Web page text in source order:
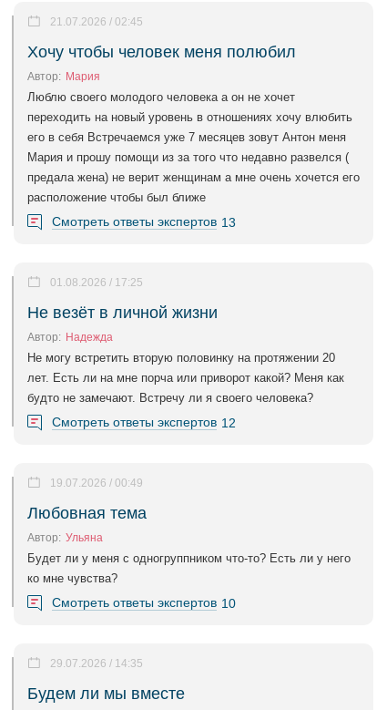
Хочу чтобы человек меня полюбил
21.07.2026 / 02:45
Автор: Мария
Люблю своего молодого человека а он не хочет
переходить на новый уровень в отношениях хочу влюбить
его в себя Встречаемся уже 7 месяцев зовут Антон меня
Мария и прошу помощи из за того что недавно развелся (
предала жена) не верит женщинам а мне очень хочется его
расположение чтобы был ближе
Смотреть ответы экспертов 13
Не везёт в личной жизни
01.08.2026 / 17:25
Автор: Надежда
Не могу встретить вторую половинку на протяжении 20
лет. Есть ли на мне порча или приворот какой? Меня как
будто не замечают. Встречу ли я своего человека?
Смотреть ответы экспертов 12
Любовная тема
19.07.2026 / 00:49
Автор: Ульяна
Будет ли у меня с одногруппником что-то? Есть ли у него
ко мне чувства?
Смотреть ответы экспертов 10
Будем ли мы вместе
29.07.2026 / 14:35